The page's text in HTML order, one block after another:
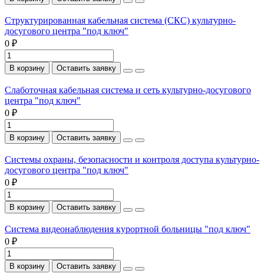
Структурированная кабельная система (СКС) культурно-
досугового центра "под ключ"
0 ₽
В корзину Оставить заявку
Слаботочная кабельная система и сеть культурно-досугового
центра "под ключ"
0 ₽
В корзину Оставить заявку
Системы охраны, безопасности и контроля доступа культурно-
досугового центра "под ключ"
0 ₽
В корзину Оставить заявку
Система видеонаблюдения курортной больницы "под ключ"
0 ₽
В корзину Оставить заявку